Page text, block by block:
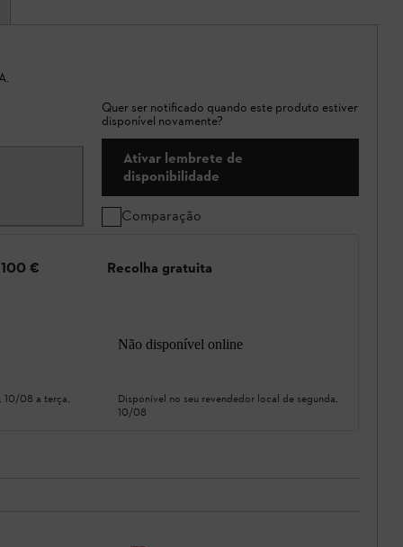
Quer ser notificado quando este produto estiver
disponível novamente?
Ativar lembrete de
disponibilidade
Comparação
€
10/08 a terça,
Recolha gratuita
Não disponível online
Disponível no seu revendedor local de segunda,
10/08